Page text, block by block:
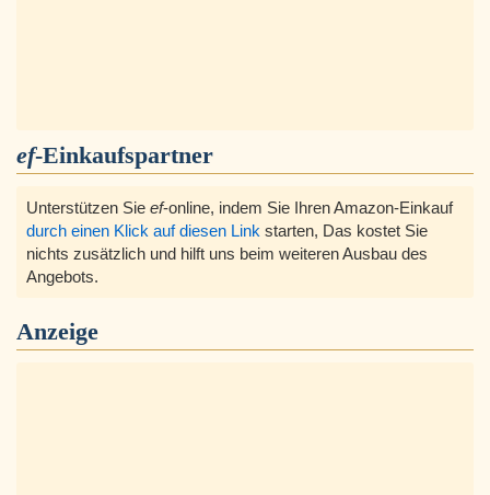
ef-Einkaufspartner
Unterstützen Sie ef-online, indem Sie Ihren Amazon-Einkauf
durch einen Klick auf diesen Link starten, Das kostet Sie
nichts zusätzlich und hilft uns beim weiteren Ausbau des
Angebots.
Anzeige